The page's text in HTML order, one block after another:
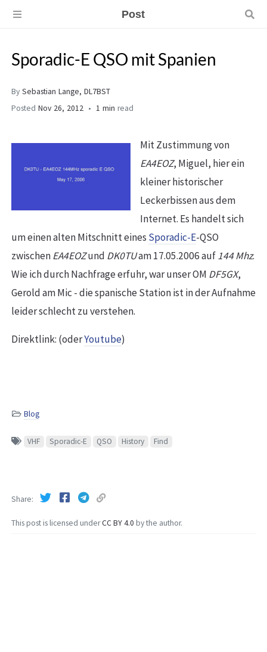
Post
Sporadic-E QSO mit Spanien
By Sebastian Lange, DL7BST
Posted Nov 26, 2012 1 min read
Mit Zustimmung von
EA4EOZ, Miguel, hier ein
kleiner historischer
Leckerbissen aus dem
Internet. Es handelt sich
um einen alten Mitschnitt eines Sporadic-E-QSO
zwischenEA4EOZund DK0TUam 17.05.2006 auf144 Mhz.
Wie ich durch Nachfrage erfuhr, war unser OM DF5GX,
Gerold am Mic - die spanische Station ist in der Aufnahme
leider schlecht zu verstehen.
Direktlink: (oderYoutube)
Blog
VHF Sporadic-E QSO History Find
This post is licensed underCC BY 4.0 by the author.
Share